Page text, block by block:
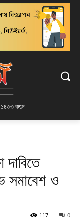
বঙ্গাব্দ
সমাবেশ ও
0
117